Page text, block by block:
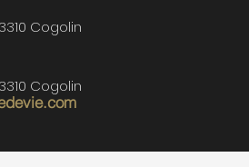
Cogolin
Cogolin